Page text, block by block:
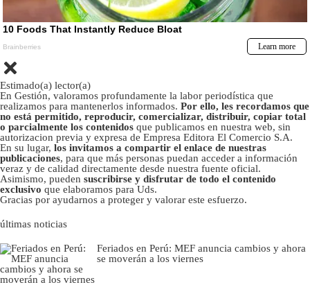
Estimado(a) lector(a)
En Gestión, valoramos profundamente la labor periodística que
realizamos para mantenerlos informados. Por ello, les recordamos que
no está permitido, reproducir, comercializar, distribuir, copiar total
o parcialmente los contenidos que publicamos en nuestra web, sin
autorizacion previa y expresa de Empresa Editora El Comercio S.A.
En su lugar, los invitamos a compartir el enlace de nuestras
publicaciones, para que más personas puedan acceder a información
veraz y de calidad directamente desde nuestra fuente oficial.
Asimismo, pueden suscribirse y disfrutar de todo el contenido
exclusivo que elaboramos para Uds.
Gracias por ayudarnos a proteger y valorar este esfuerzo.
últimas noticias
Feriados en Perú: MEF anuncia cambios y ahora
se moverán a los viernes